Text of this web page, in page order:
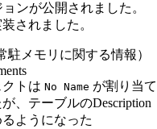
ンが公開されました。
されました。
駐メモリに関する情報）
トは No Name が割り当て
、テーブルのDescription
ようになった